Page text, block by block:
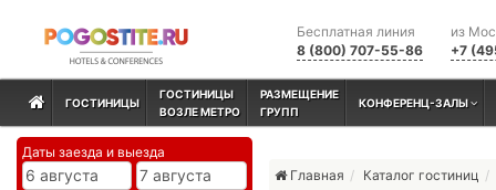
из
+7
Бесплатная линия
8 (800) 707-55-86
ГОСТИНИЦЫ
ГОСТИНИЦЫ
ВОЗЛЕ МЕТРО
РАЗМЕЩЕНИЕ
ГРУПП
КОНФЕРЕНЦ-ЗАЛЫ
Даты заезда и выезда
Главная Каталог гостиниц